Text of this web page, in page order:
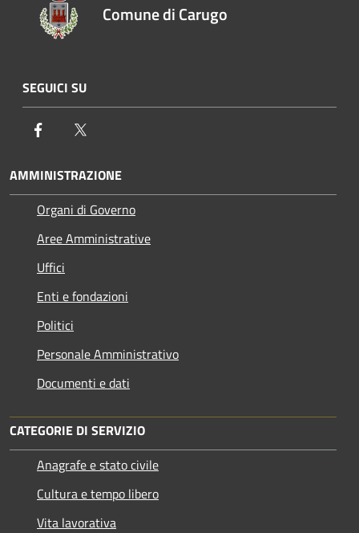
Comune di Carugo
SEGUICI SU
Facebook
AMMINISTRAZIONE
Organi di Governo
Aree Amministrative
Uffici
Enti e fondazioni
Politici
Personale Amministrativo
Documenti e dati
CATEGORIE DI SERVIZIO
Anagrafe e stato civile
Cultura e tempo libero
Vita lavorativa